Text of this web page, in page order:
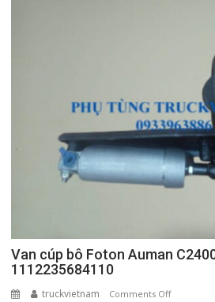
Van cúp bô Foton Auman
1112235684110
truckvietnam Comments Offon